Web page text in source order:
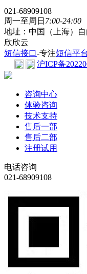
021-68909108
周一至周日 7:00-24:00
地址：中国（上海）
欣欣云
短信接口-专注短信平台
沪ICP备
咨询中心
体验咨询
技术支持
售后一部
售后二部
注册试用
电话咨询
021-68909108